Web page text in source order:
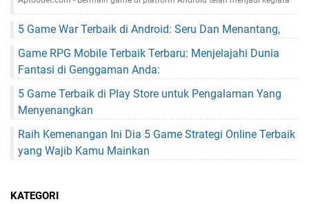
5 Game War Terbaik di Android: Seru Dan Menantang,
Game RPG Mobile Terbaik Terbaru: Menjelajahi Dunia
Fantasi di Genggaman Anda:
5 Game Terbaik di Play Store untuk Pengalaman Yang
Menyenangkan
Raih Kemenangan Ini Dia 5 Game Strategi Online Terbaik
yang Wajib Kamu Mainkan
KATEGORI